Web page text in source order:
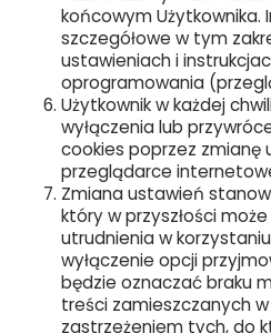
końcowym Użytkownika.
szczegółowe w tym
ustawieniach i
oprogramowania
Użytkownik w każdej
wyłączenia lub
cookies poprzez zmianę
przeglądarce
Zmiana ustawień
który w przyszłości
utrudnienia w
wyłączenie opcji
będzie oznaczać braku
treści zamieszczanych w
zastrzeżeniem tych, do